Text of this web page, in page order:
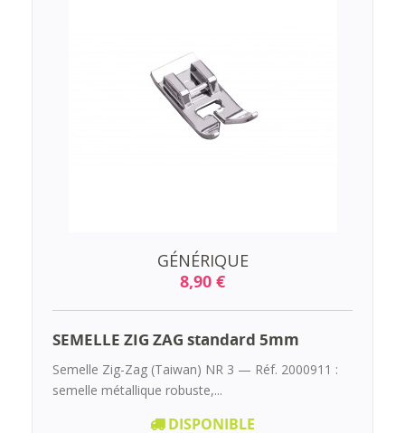
GÉNÉRIQUE
8,90 €
SEMELLE ZIG ZAG standard 5mm
Semelle Zig-Zag (Taiwan) NR 3 — Réf. 2000911 :
semelle métallique robuste,...
DISPONIBLE